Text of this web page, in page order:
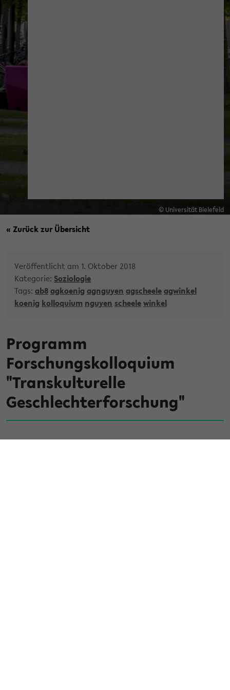
© Universität Bielefeld
« Zurück zur Übersicht
Veröffentlicht am 1. Oktober 2018
Kategorie: Soziologie
Tags: ab8agkoenig agnguyen agscheeleagwinkel
koenig kolloquium nguyen scheelewinkel
Programm
Forschungskolloquium
"Transkulturelle
Geschlechterforschung"